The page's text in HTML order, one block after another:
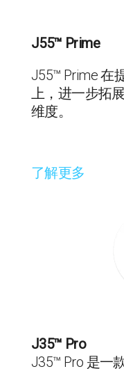
J55™ Prime
J55™ Prime 在
上，进一步拓
维度。
了解更多
J35™ Pro
J35™ Pro 是一